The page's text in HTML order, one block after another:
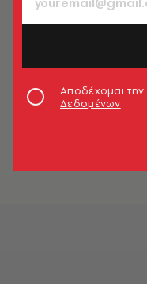
Αποδέχομαι την
Δεδομένων